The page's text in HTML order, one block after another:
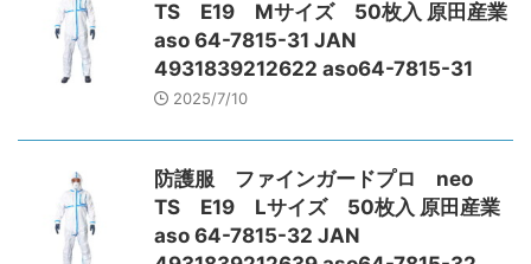
TS E19 Mサイズ 50枚入 原田産業
aso 64-7815-31 JAN
4931839212622 aso64-7815-31
2025/7/10
防護服 ファインガードプロ neo
TS E19 Lサイズ 50枚入 原田産業
aso 64-7815-32 JAN